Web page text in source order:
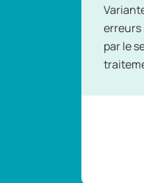
erreurs
par le